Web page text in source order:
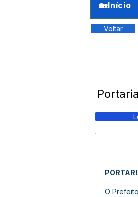
🏡Início
Voltar
O